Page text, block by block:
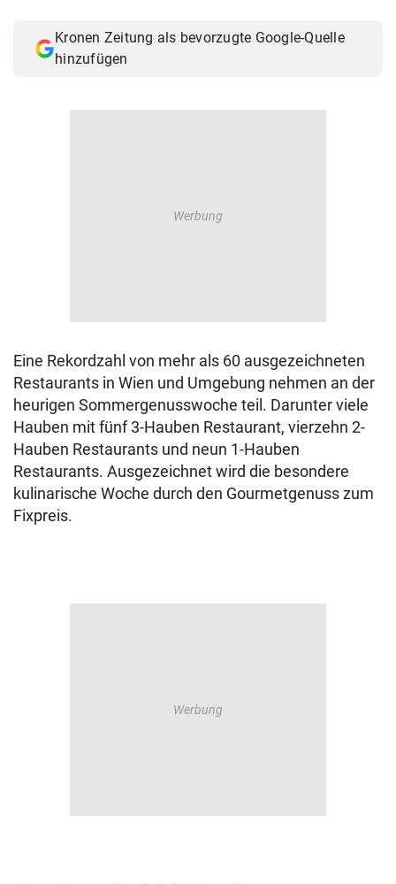
Kronen Zeitung als bevorzugte Google-Quelle
hinzufügen
Eine Rekordzahl von mehr als 60 ausgezeichneten
Restaurants in Wien und Umgebung nehmen an der
heurigen Sommergenusswoche teil. Darunter viele
Hauben mit fünf 3-Hauben Restaurant, vierzehn 2-
Hauben Restaurants und neun 1-Hauben
Restaurants. Ausgezeichnet wird die besondere
kulinarische Woche durch den Gourmetgenuss zum
Fixpreis.